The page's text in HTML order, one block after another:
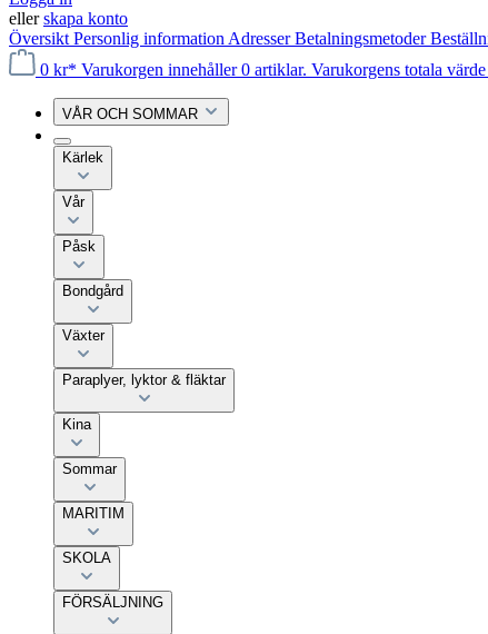
ellerskapa konto
Översikt Personlig information AdresserBetalningsmetoder
0 kr* Varukorgen innehåller 0 artiklar. Varukorgens totala
VÅR OCH SOMMAR
Kärlek
Vår
Påsk
Bondgård
Växter
Paraplyer, lyktor & fläktar
Kina
Sommar
MARITIM
SKOLA
FÖRSÄLJNING